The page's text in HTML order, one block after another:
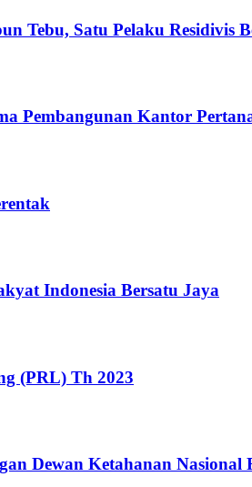
Tebu, Satu Pelaku Residivis
Pembangunan Kantor
Indonesia Bersatu Jaya
(PRL) Th 2023
Dewan Ketahanan Nasional